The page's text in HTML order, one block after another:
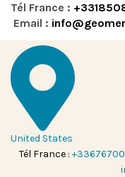
Tél France :
Email :
United States
Tél France :